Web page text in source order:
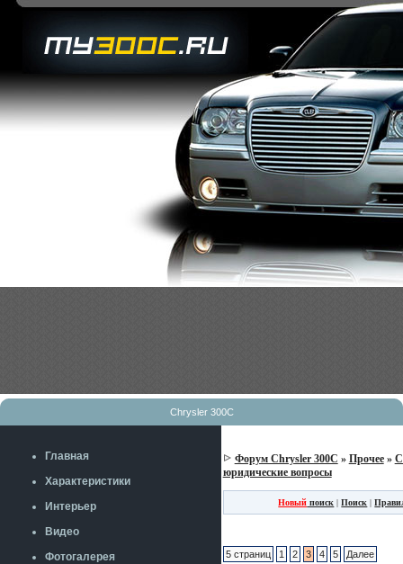
Chrysler 300C
Главная
Характеристики
Интерьер
Видео
Фотогалерея
Форум Chrysler 300C » Прочее»
юридические вопросы
Новый поиск |Поиск |
5 страниц 1 2 3 4 5 Далее